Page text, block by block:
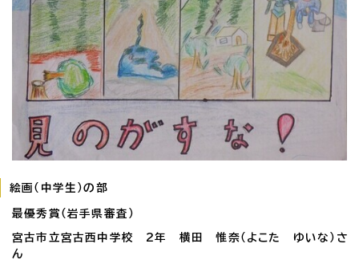
絵画（中学生）の部
最優秀賞（岩手県審査）
宮古市立宮古西中学校 2年 横田 惟奈（よこた ゆいな）さ
ん